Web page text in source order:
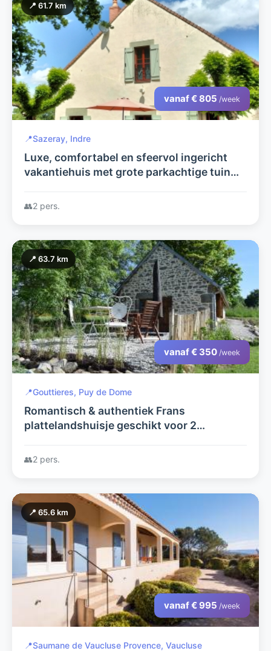
📍 61.7 km
vanaf € 805 /week
📍Sazeray, Indre
Luxe, comfortabel en sfeervol ingericht
vakantiehuis met grote parkachtige tuin
👥2 pers.
📍 63.7 km
vanaf € 350 /week
📍Gouttieres, Puy de Dome
Romantisch & authentiek Frans
plattelandshuisje geschikt voor 2
👥2 pers.
📍 65.6 km
vanaf € 995 /week
📍Saumane de Vaucluse Provence, Vaucluse